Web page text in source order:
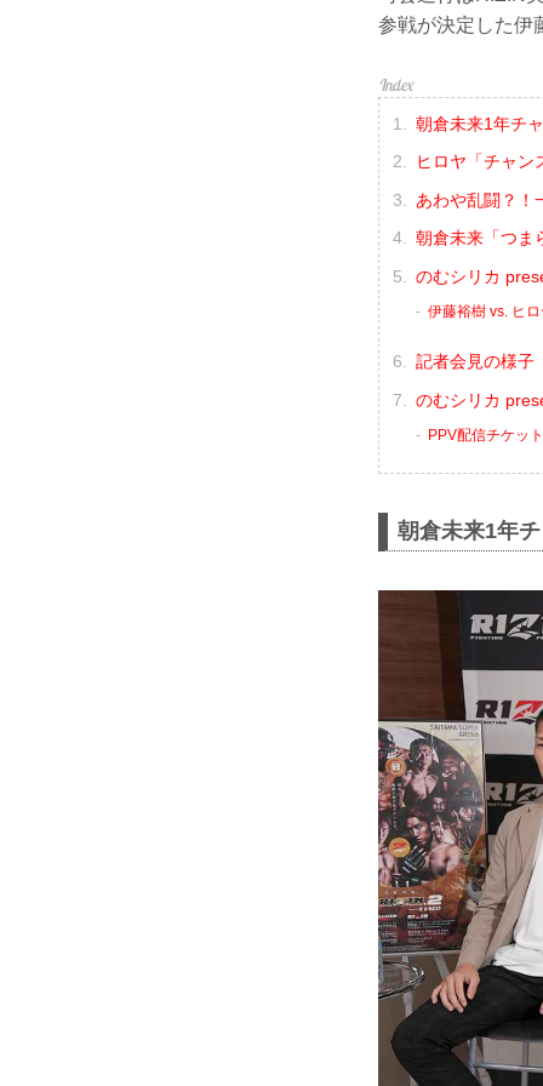
参戦が決定した伊
朝倉未来1年チ
ヒロヤ「チャン
あわや乱闘？！
朝倉未来「つま
のむシリカ
伊藤裕樹 vs. ヒロ
記者会見の様子
のむシリカ
PPV配信チケッ
朝倉未来1年